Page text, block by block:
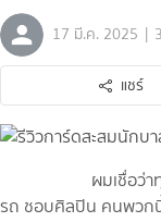
17 มี.ค. 2025 |
แชร์
ผมเชื่อว่าทุกคนมี
รถ ชอบศิลปิน คนพวกนี้